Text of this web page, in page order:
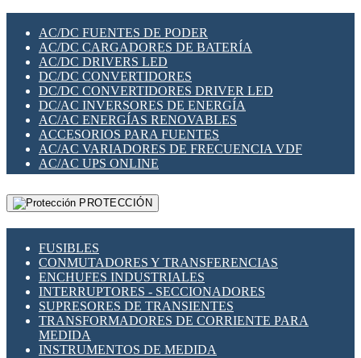
SWITCH Y MICROSWITCH
TARJETAS PI
UNIÓN Y DERIVACIÓN DE CABLE
PLACAS MODULARES IOT
SWITCHES Y REDES WIFI
SOLUCIONES IOT
SOLUCIONES LORAWAN
SOLUCIONES RED CELULAR
SEGURIDAD PARA REDES
SWITCHES LAN
TELEFONÍA IP (VOIP)
VIGILANCIA IP (CCTV)
MESHTASTIC
AC/DC FUENTES DE PODER
AC/DC CARGADORES DE BATERÍA
AC/DC DRIVERS LED
DC/DC CONVERTIDORES
DC/DC CONVERTIDORES DRIVER LED
DC/AC INVERSORES DE ENERGÍA
AC/AC ENERGÍAS RENOVABLES
ACCESORIOS PARA FUENTES
AC/AC VARIADORES DE FRECUENCIA VDF
AC/AC UPS ONLINE
PROTECCIÓN
FUSIBLES
CONMUTADORES Y TRANSFERENCIAS
ENCHUFES INDUSTRIALES
INTERRUPTORES - SECCIONADORES
SUPRESORES DE TRANSIENTES
TRANSFORMADORES DE CORRIENTE PARA
MEDIDA
INSTRUMENTOS DE MEDIDA